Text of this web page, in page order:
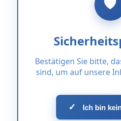
Bestätigen Sie bitte,
sind, um auf unsere
✓ Ich bin